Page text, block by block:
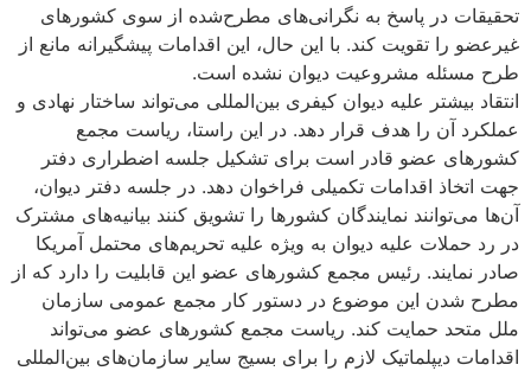
تحقیقات در پاسخ به نگرانی‌های مطرح‌شده از سوی کشورهای
غیرعضو را تقویت کند. با این حال، این اقدامات پیشگیرانه مانع از
طرح مسئله مشروعیت دیوان نشده است.
انتقاد بیشتر علیه دیوان کیفری بین‌المللی می‌تواند ساختار نهادی و
عملکرد آن را هدف قرار دهد. در این راستا، ریاست مجمع
کشورهای عضو قادر است برای تشکیل جلسه اضطراری دفتر
جهت اتخاذ اقدامات تکمیلی فراخوان دهد. در جلسه دفتر دیوان،
آن‌ها می‌توانند نمایندگان کشورها را تشویق کنند بیانیه‌های مشترک
در رد حملات علیه دیوان به ویژه علیه تحریم‌های محتمل آمریکا
صادر نمایند. رئیس مجمع کشورهای عضو این قابلیت را دارد که از
مطرح شدن این موضوع در دستور کار مجمع عمومی سازمان
ملل متحد حمایت کند. ریاست مجمع کشورهای عضو می‌تواند
اقدامات دیپلماتیک لازم را برای بسیج سایر سازمان‌های بین‌المللی